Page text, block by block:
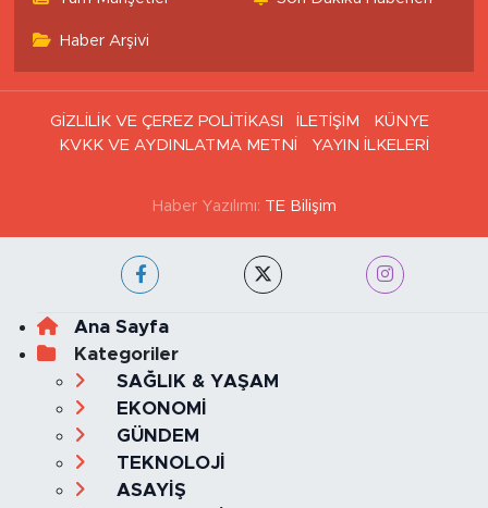
Haber Arşivi
GİZLİLİK VE ÇEREZ POLİTİKASI İLETİŞİM
KÜNYE
KVKK VE AYDINLATMA METNİ
YAYIN İLKELERİ
Haber Yazılımı: TE Bilişim
Ana Sayfa
Kategoriler
SAĞLIK & YAŞAM
EKONOMİ
GÜNDEM
TEKNOLOJİ
ASAYİŞ